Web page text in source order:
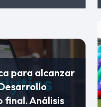
para alcanzar
final. Análisis